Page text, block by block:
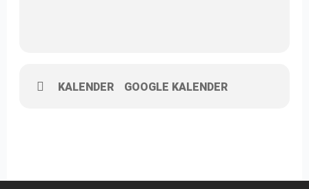
KALENDER GOOGLE KALENDER